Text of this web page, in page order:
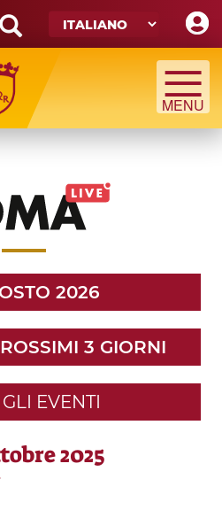
2026
3 GIORNI
GLI EVENTI
2025